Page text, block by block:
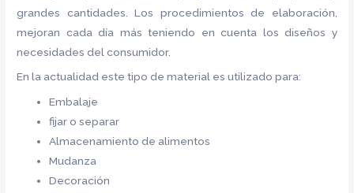
grandes cantidades. Los procedimientos de elaboración,
mejoran cada día más teniendo en cuenta los diseños y
necesidades del consumidor.
En la actualidad este tipo de material es utilizado para:
Embalaje
fijar o separar
Almacenamiento de alimentos
Mudanza
Decoración